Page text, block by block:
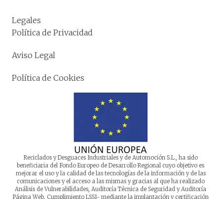
Legales
Política de Privacidad
Aviso Legal
Política de Cookies
Reciclados y Desguaces Industriales y de Automoción S.L., ha sido
beneficiaria del Fondo Europeo de Desarrollo Regional cuyo objetivo es
mejorar el uso y la calidad de las tecnologías de la información y de las
comunicaciones y el acceso a las mismas y gracias al que ha realizado
Análisis de Vulnerabilidades, Auditoría Técnica de Seguridad y Auditoría
Página Web, Cumplimiento LSSI- mediante la implantación y certificación